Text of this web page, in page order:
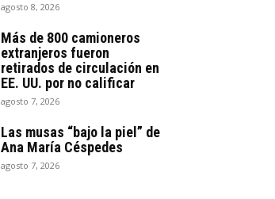
agosto 8, 2026
Más de 800 camioneros
extranjeros fueron
retirados de circulación en
EE. UU. por no calificar
agosto 7, 2026
Las musas “bajo la piel” de
Ana María Céspedes
agosto 7, 2026